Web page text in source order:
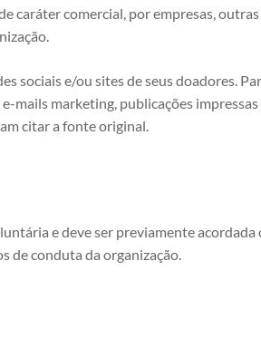
comercial, por empresas,
sociais e/ou sites de seus doadores.
mails marketing, publicações
citar a fonte original.
e deve ser previamente
de conduta da organização.